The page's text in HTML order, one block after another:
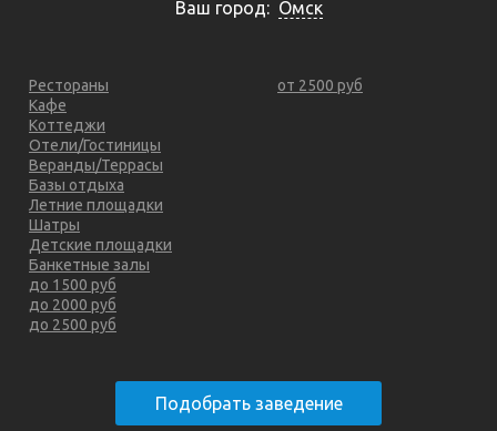
Ваш город: Омск
Рестораны
Кафе
Коттеджи
Отели/Гостиницы
Веранды/Террасы
Базы отдыха
Летние площадки
Шатры
Детские площадки
Банкетные залы
до 1500 руб
до 2000 руб
до 2500 руб
от 2500 руб
Подобрать заведение